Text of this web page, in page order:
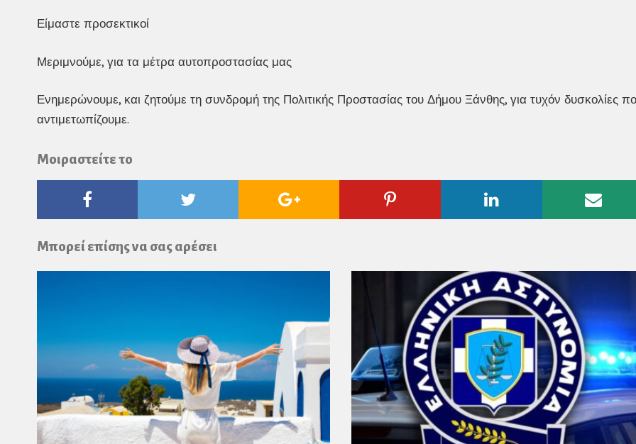
Είμαστε προσεκτικοί
Μεριμνούμε, για τα μέτρα αυτοπροστασίας μας
Ενημερώνουμε, και ζητούμε τη συνδρομή της Πολιτικής Προστασίας του Δήμου Ξάνθης, για τυχόν δυσκολίες
αντιμετωπίζουμε.
Μοιραστείτε το
Twitter
Google
Pinterest Linkedin
Μπορεί επίσης να σας αρέσει